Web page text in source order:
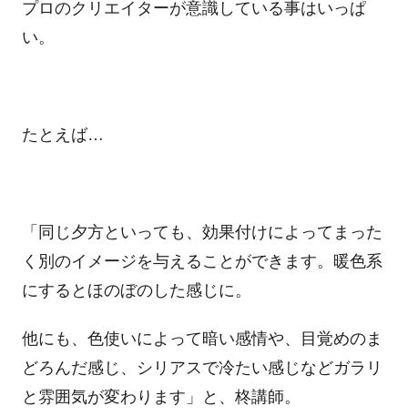
プロのクリエイターが意識している事はいっぱ
い。
たとえば…
「同じ夕方といっても、効果付けによってまった
く別のイメージを与えることができます。暖色系
にするとほのぼのした感じに。
他にも、色使いによって暗い感情や、目覚めのま
どろんだ感じ、シリアスで冷たい感じなどガラリ
と雰囲気が変わります」と、柊講師。